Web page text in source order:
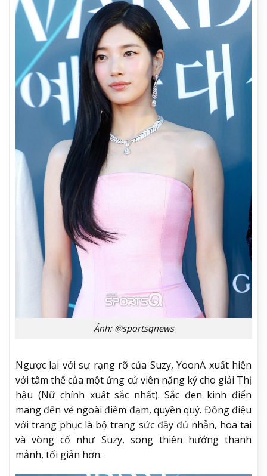
Ảnh: @sportsqnews
Ngược lại với sự rạng rỡ của Suzy, YoonA xuất hiện
với tâm thế của một ứng cử viên nặng ký cho giải Thị
hậu (Nữ chính xuất sắc nhất). Sắc đen kinh điển
mang đến vẻ ngoài điềm đạm, quyền quý. Đồng điệu
với trang phục là bộ trang sức đầy đủ nhẫn, hoa tai
và vòng cổ như Suzy, song thiên hướng thanh
mảnh, tối giản hơn.